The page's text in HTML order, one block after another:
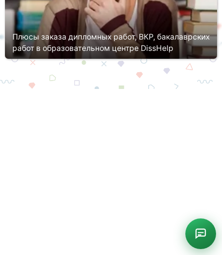
Плюсы заказа дипломных работ, ВКР, бакалаврских
работ в образовательном центре DissHelp
В процессе обучения, а также по окончанию этого процесса
студент должен показать свои навыки и умения в
соответствующих областях. Перед тем, как получить